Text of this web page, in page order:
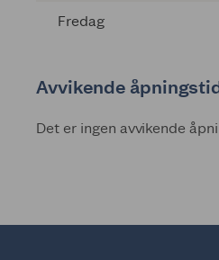
Fredag
Avvikende
Det er ingen avvikende